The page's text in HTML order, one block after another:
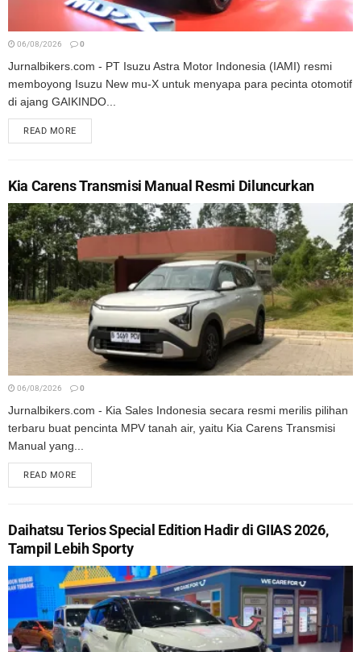
06/08/2026 0
Jurnalbikers.com - PT Isuzu Astra Motor Indonesia (IAMI) resmi
memboyong Isuzu New mu-X untuk menyapa para pecinta otomotif
di ajang GAIKINDO...
READ MORE
Kia Carens Transmisi Manual Resmi Diluncurkan
06/08/2026 0
Jurnalbikers.com - Kia Sales Indonesia secara resmi merilis pilihan
terbaru buat pencinta MPV tanah air, yaitu Kia Carens Transmisi
Manual yang...
READ MORE
Daihatsu Terios Special Edition Hadir di GIIAS 2026,
Tampil Lebih Sporty